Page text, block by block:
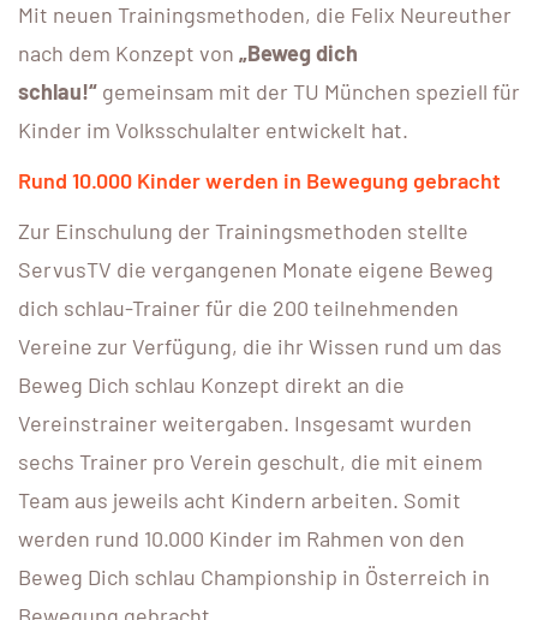
Mit neuen Trainingsmethoden, die Felix Neureuther
nach dem Konzept von „Beweg dich
schlau!“ gemeinsam mit der TU München speziell für
Kinder im Volksschulalter entwickelt hat.
Rund 10.000 Kinder werden in Bewegung gebracht
Zur Einschulung der Trainingsmethoden stellte
ServusTV die vergangenen Monate eigene Beweg
dich schlau-Trainer für die 200 teilnehmenden
Vereine zur Verfügung, die ihr Wissen rund um das
Beweg Dich schlau Konzept direkt an die
Vereinstrainer weitergaben. Insgesamt wurden
sechs Trainer pro Verein geschult, die mit einem
Team aus jeweils acht Kindern arbeiten. Somit
werden rund 10.000 Kinder im Rahmen von den
Beweg Dich schlau Championship in Österreich in